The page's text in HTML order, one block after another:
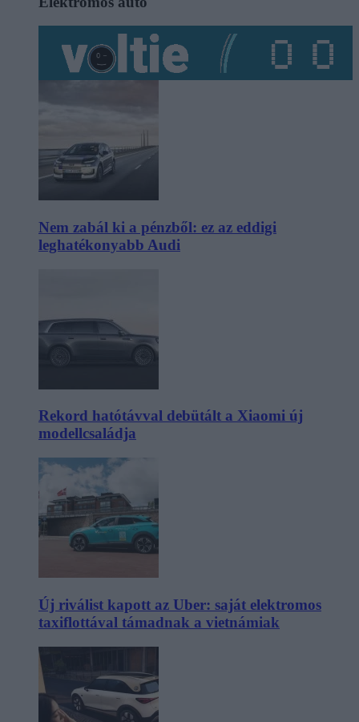
Nem zabál ki a pénzből: ez az eddigi
leghatékonyabb Audi
Rekord hatótávval debütált a Xiaomi új
modellcsaládja
Új riválist kapott az Uber: saját elektromos
taxiflottával támadnak a vietnámiak